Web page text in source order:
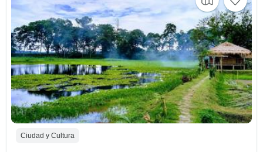
Ciudad y Cultura